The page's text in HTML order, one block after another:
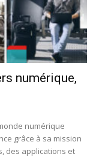
numérique,
numérique
grâce à sa mission
des applications et